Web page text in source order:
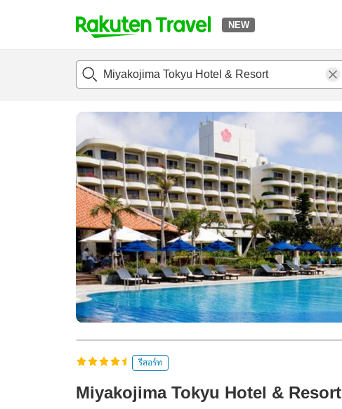
NEW
t
p
a
e
_
s
e
a
r
c
h
แนะนำที่พักห้องพักและแพลนพักรีวิวสิ่่งอำนวยความสะดวก
รีสอร์ท
Miyakojima Tokyu Hotel & Resort